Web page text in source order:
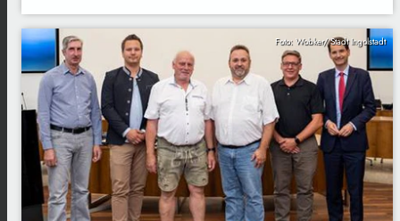
Foto: Wobker/ Stadt Ingolstadt